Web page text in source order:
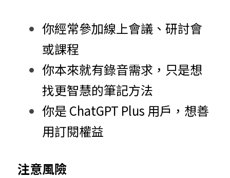
你經常參加線上會議、研討會
或課程
你本來就有錄音需求，只是想
找更智慧的筆記方法
你是 ChatGPT Plus 用戶，想善
用訂閱權益
注意風險